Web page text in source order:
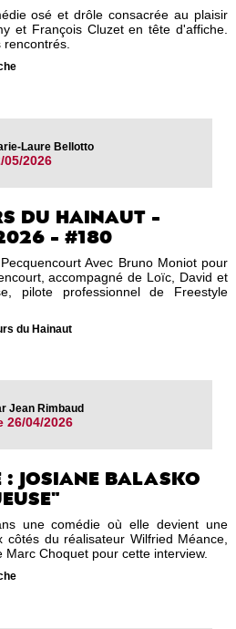
osé et drôle consacrée au plaisir
et François Cluzet en tête d'affiche.
Laure Bellotto
05/2026
DU HAINAUT -
- #180
Avec Bruno Moniot pour
accompagné de Loïc, David et
pilote professionnel de Freestyle
du Hainaut
Jean Rimbaud
26/04/2026
: JOSIANE BALASKO
une comédie où elle devient une
côtés du réalisateur Wilfried Méance,
Choquet pour cette interview.